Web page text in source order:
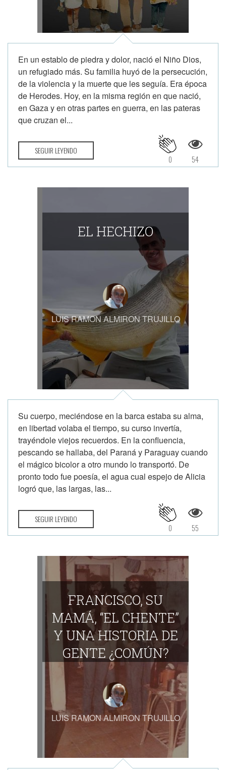
En un establo de piedra y dolor, nació el Niño Dios,
un refugiado más. Su familia huyó de la persecución,
de la violencia y la muerte que les seguía. Era época
de Herodes. Hoy, en la misma región en que nació,
en Gaza y en otras partes en guerra, en las pateras
que cruzan el...
SEGUIR LEYENDO
54
0
EL HECHIZO
LUIS RAMON ALMIRON TRUJILLO
Su cuerpo, meciéndose en la barca estaba su alma,
en libertad volaba el tiempo, su curso invertía,
trayéndole viejos recuerdos. En la confluencia,
pescando se hallaba, del Paraná y Paraguay cuando
el mágico bicolor a otro mundo lo transportó. De
pronto todo fue poesía, el agua cual espejo de Alicia
logró que, las largas, las...
SEGUIR LEYENDO
55
0
FRANCISCO, SU
MAMÁ, “EL CHENTE”
Y UNA HISTORIA DE
GENTE ¿COMÚN?
LUIS RAMON ALMIRON TRUJILLO